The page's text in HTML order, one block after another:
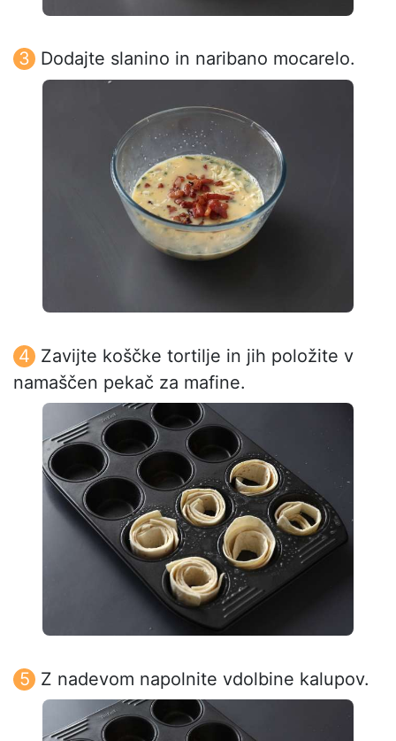
Dodajte slanino in naribano mocarelo.
Zavijte koščke tortilje in jih položite v
namaščen pekač za mafine.
Z nadevom napolnite vdolbine kalupov.